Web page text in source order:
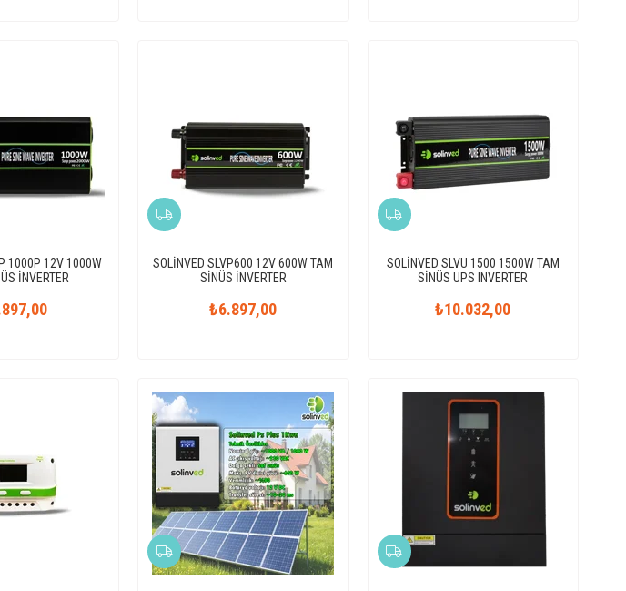
1000P 12V 1000W
İNVERTER
SOLİNVED SLVP600 12V 600W TAM
SİNÜS İNVERTER
₺6.897,00
SOLİNVED SLVU 1500 1500W TAM
SİNÜS UPS INVERTER
₺10.032,00